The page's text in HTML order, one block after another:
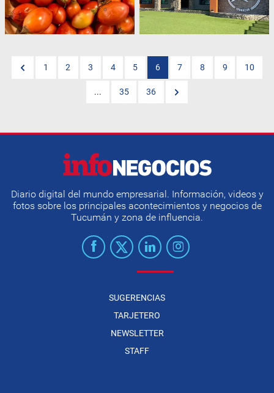
1 2 3 4 5 6 7 8 9 10
... 35 36
Diario digital del mundo empresarial. Información, videos y
fotos sobre los principales acontecimientos y negocios de
Tucumán y zona de influencia.
SUGERENCIAS
TARJETERO
NEWSLETTER
STAFF